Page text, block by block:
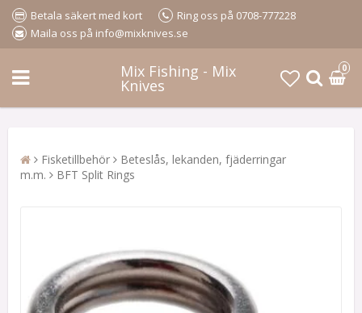
Betala säkert med kort
Ring oss på 0708-777228
Maila oss på info@mixknives.se
Mix Fishing - Mix
Knives
0
Fisketillbehör
Beteslås, lekanden, fjäderringar
m.m.
BFT Split Rings